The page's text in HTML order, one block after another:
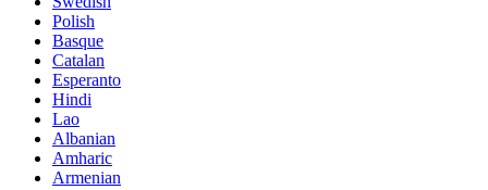
Polish
Basque
Catalan
Esperanto
Hindi
Lao
Albanian
Amharic
Armenian